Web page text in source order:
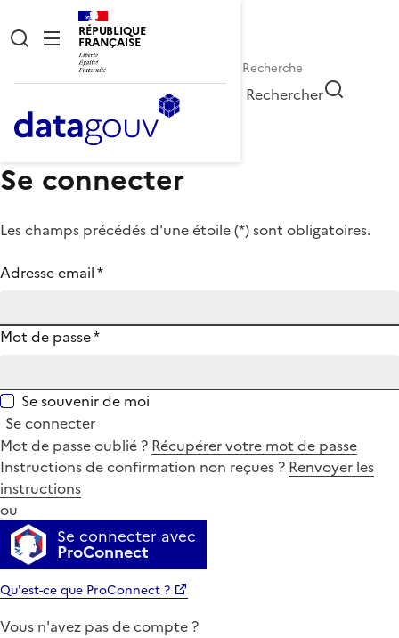
RÉPUBLIQUE
FRANÇAISE
Rechercher
Se connecter
Les champs précédés d'une étoile (*) sont obligatoires.
Adresse email*
Mot de passe*
Se souvenir de moi
Se connecter
Mot de passe oublié ? Récupérer votre mot de passe
Instructions de confirmation non reçues ? Renvoyer les
instructions
ou
Se connecter avec
ProConnect
Qu'est-ce que ProConnect ?
Vous n'avez pas de compte ?